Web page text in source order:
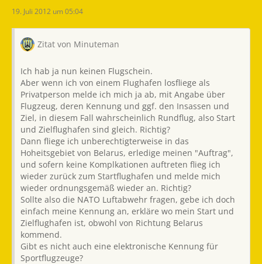
19. Juli 2012 um 05:04
Zitat von Minuteman
Ich hab ja nun keinen Flugschein.
Aber wenn ich von einem Flughafen losfliege als
Privatperson melde ich mich ja ab, mit Angabe über
Flugzeug, deren Kennung und ggf. den Insassen und
Ziel, in diesem Fall wahrscheinlich Rundflug, also Start
und Zielflughafen sind gleich. Richtig?
Dann fliege ich unberechtigterweise in das
Hoheitsgebiet von Belarus, erledige meinen "Auftrag",
und sofern keine Komplkationen auftreten flieg ich
wieder zurück zum Startflughafen und melde mich
wieder ordnungsgemäß wieder an. Richtig?
Sollte also die NATO Luftabwehr fragen, gebe ich doch
einfach meine Kennung an, erkläre wo mein Start und
Zielflughafen ist, obwohl von Richtung Belarus
kommend.
Gibt es nicht auch eine elektronische Kennung für
Sportflugzeuge?